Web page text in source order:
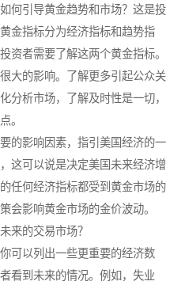
何引导黄金趋势和市场？这是投
金指标分为经济指标和趋势指
资者需要了解这两个黄金指标。
大的影响。了解更多引起公众关
分析市场，了解及时性是一切，
。
的影响因素，指引美国经济的一
这可以说是决定美国未来经济增
任何经济指标都受到黄金市场的
会影响黄金市场的金价波动。
来的交易市场？
可以列出一些更重要的经济数
看到未来的情况。例如，失业